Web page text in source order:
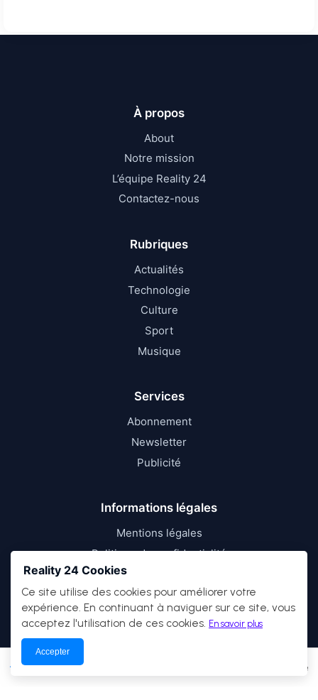
Reality 24 Cookies
Ce site utilise des cookies pour améliorer votre
expérience. En continuant à naviguer sur ce site, vous
acceptez l'utilisation de ces cookies. En savoir plus
Accepter
Culture
À propos
About
Notre mission
L’équipe Reality 24
Contactez-nous
Rubriques
Actualités
Technologie
Culture
Sport
Musique
Services
Abonnement
Newsletter
Publicité
Informations légales
Mentions légales
Politique de confidentialité
Conditions d’utilisation
© 2026